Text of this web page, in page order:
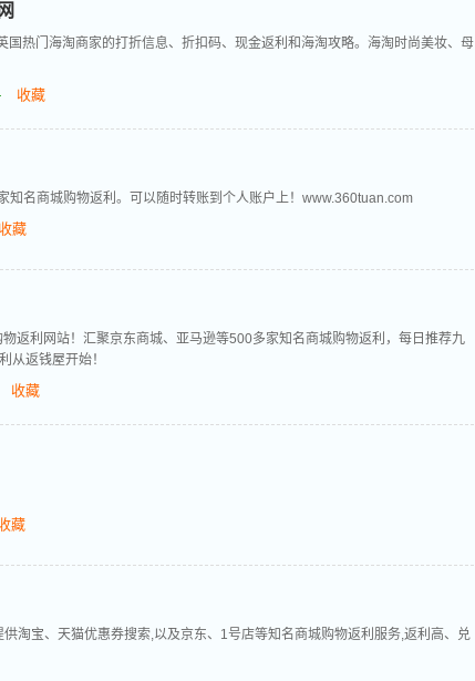
热门海淘商家的打折信息、折扣码、现金返利和海淘攻略。海淘时尚美妆、母
收藏
知名商城购物返利。可以随时转账到个人账户上！www.360tuan.com
收藏
返利网站！汇聚京东商城、亚马逊等500多家知名商城购物返利，每日推荐九
从返钱屋开始！
收藏
藏
淘宝、天猫优惠券搜索,以及京东、1号店等知名商城购物返利服务,返利高、兑